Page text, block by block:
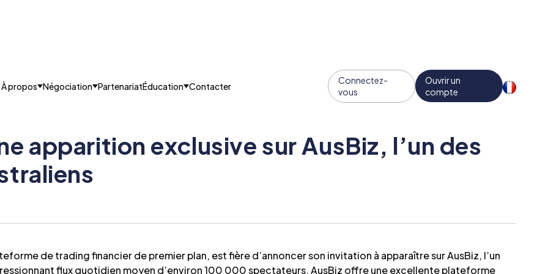
À propos Négociation PartenariatÉducation Contacter
Connectez-
vous
Ouvrir un
compte
apparition exclusive sur AusBiz, l’un des
de trading financier de premier plan, est fière d’annoncer son invitation à apparaître sur AusBiz, l’un
flux quotidien moyen d’environ 100 000 spectateurs, AusBiz offre une excellente plateforme